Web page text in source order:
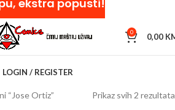
0 0,00
LOGIN / REGISTER
“Jose Ortiz” Prikaz svih 2 rezultata
ekstra popusti!